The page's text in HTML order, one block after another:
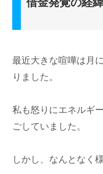
最近大きな喧嘩は月
りました。
私も怒りにエネルギ
ごしていました。
しかし、なんとなく